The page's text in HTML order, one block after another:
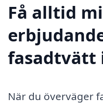
Få alltid
fasadtvätt
När du överväger